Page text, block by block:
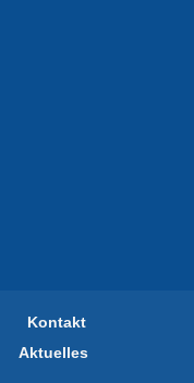
Kontakt
Aktuelles